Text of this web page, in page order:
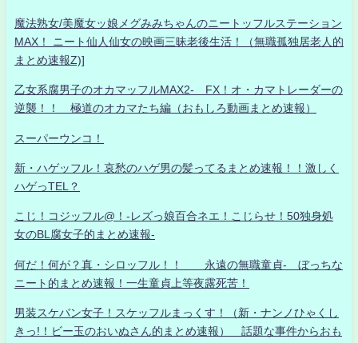
魔法熟女/美魔女ッ娘メグみみちゃんのニートッフルステーション
MAX！ ニート仙人仙女の映画三昧老後生活！（無職孤独居老人的
まとめ速報Z)]
乙女系腐男子のオカマッフルMAX2- FX！オ・カマトレーダーの
逆襲！！ 極道のオカマたち編（おもしろ動画まとめ速報）
スーパーウンコ！
新・ハゲッフル！哀愁のハゲ男の髪ってるまとめ速報！！激しく
ハゲっTEL？
こじ！コジッフル@！-レズっ娘百合ネエ！こじらせ！50独身処
女のBL腐女子的まとめ速報-
何だ！何が？真・シロッフル！！ 永遠の無職童貞- ぼっちな
ニート的まとめ速報！一生童貞上等夜露死苦！
男装スケバン女子！スケッフルまっくす！（新・ナンノひゃくし
きっ!！ビー玉のおいぬさん的まとめ速報） 話題な事件からおも